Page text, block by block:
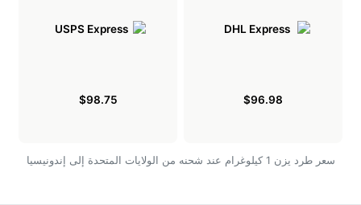
$96.98
$98.75
سعر طرد يزن 1 كيلوغرام عند شحنه من الولايات المتحدة إلى إندونيسيا